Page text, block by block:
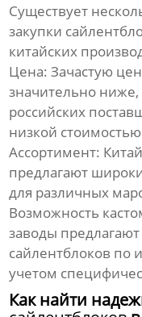
Существует
закупки
китайских
Цена: Зачастую
значительно
российских
низкой
Ассортимент:
предлагают
для различных
Возможность
заводы
сайлентблоков по
учетом
Как найти